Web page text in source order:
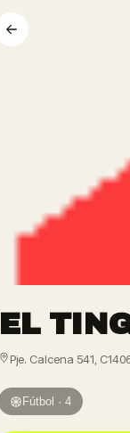
EL
Pje. Calcena 541,
Fútbol · 4